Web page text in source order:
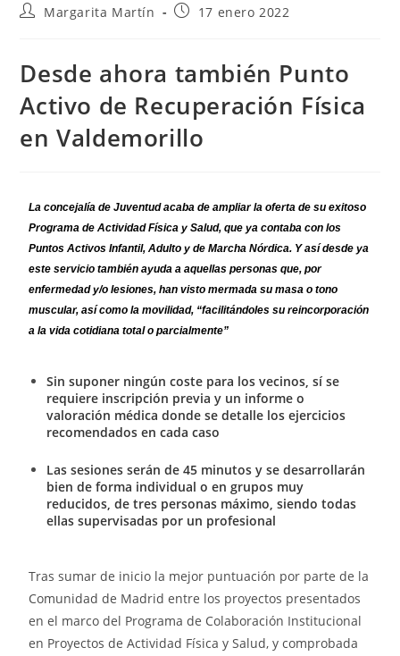
Margarita Martín 17 enero 2022
Desde ahora también Punto
Activo de Recuperación Física
en Valdemorillo
La concejalía de Juventud acaba de ampliar la oferta de su exitoso
Programa de Actividad Física y Salud, que ya contaba con los
Puntos Activos Infantil, Adulto y de Marcha Nórdica. Y así desde ya
este servicio también ayuda a aquellas personas que, por
enfermedad y/o lesiones,han visto mermada su masa o tono
muscular, así como la movilidad, “facilitándoles su reincorporación
a la vida cotidiana total o parcialmente”
Sin suponer ningún coste para los vecinos, sí se
requiere inscripción previa y un informe o
valoración médica donde se detalle los ejercicios
recomendados en cada caso
Las sesiones serán de 45 minutos y se desarrollarán
bien de forma individual o en grupos muy
reducidos, de tres personas máximo, siendo todas
ellas supervisadas por un profesional
Tras sumar de inicio la mejor puntuación por parte de la
Comunidad de Madrid entre los proyectos presentados
en el marco del Programa de Colaboración Institucional
en Proyectos de Actividad Física y Salud, y comprobada